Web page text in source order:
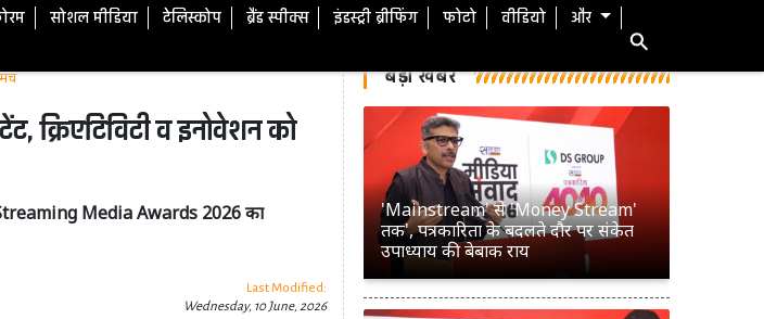
सोशल मीडिया टेलिस्कोप ब्रैंड स्पीक्स इंडस्ट्री ब्रीफिंग फोटो वीडियो और
व इनोवेशन को
Streaming Media Awards 2026 का
Last Modified:
Wednesday, 10 June, 2026
बड़ी खबरें
'Mainstream' से 'Money Stream'
तक', पत्रकारिता के बदलते दौर पर संकेत
उपाध्याय की बेबाक राय